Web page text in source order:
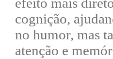
cognição,
no humor, mas
atenção e